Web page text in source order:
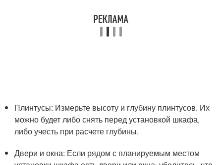
Плинтусы: Измерьте высоту и глубину плинтусов. Их
можно будет либо снять перед установкой шкафа,
либо учесть при расчете глубины.
Двери и окна: Если рядом с планируемым местом